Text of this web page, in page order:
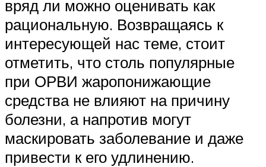
вряд ли можно оценивать как
рациональную. Возвращаясь к
интересующей нас теме, стоит
отметить, что столь популярные
при ОРВИ жаропонижающие
средства не влияют на причину
болезни, а напротив могут
маскировать заболевание и даже
привести к его удлинению.